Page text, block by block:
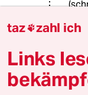
?
taz zahl ich
Links